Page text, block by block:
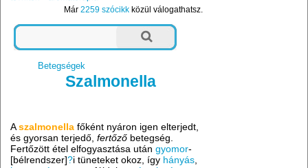
Már2259 szócikk közül válogathatsz.
Betegségek
Szalmonella
Aszalmonella főként nyáron igen elterjedt,
és gyorsan terjedő,fertőző betegség.
Fertőzött étel elfogyasztása utángyomor-
[bélrendszer]?i tüneteket okoz, így hányás